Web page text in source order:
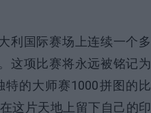
利国际赛场上连续一个多
这项比赛将永远被铭记为
特的大师赛1000拼图的比
这片天地上留下自己的印